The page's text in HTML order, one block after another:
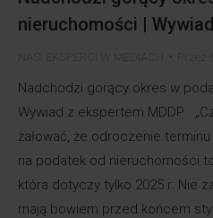
nieruchomości |
Nadchodzi gorący okres w
Wywiad z ekspertem MDDP
żałować, że odroczenie
na podatek od nieruchomości
która dotyczy tylko 2025 r. Nie
mają bowiem przed końcem